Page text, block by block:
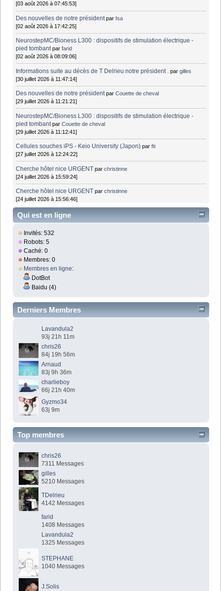
[03 août 2026 à 07:45:53]
Des nouvelles de notre président par Isa
[02 août 2026 à 17:42:25]
NeurostepMC/Bioness L300 : dispositifs de stimulation électrique -
pied tombant parfarid
[02 août 2026 à 08:09:06]
Informations suite au décès de T Delrieu notre président . pargilles
[30 juillet 2026 à 11:47:14]
Des nouvelles de notre président parCouette de cheval
[29 juillet 2026 à 11:21:21]
NeurostepMC/Bioness L300 : dispositifs de stimulation électrique -
pied tombant parCouette de cheval
[29 juillet 2026 à 11:12:41]
Cellules souches iPS - Keio University (Japon) parfti
[27 juillet 2026 à 12:24:22]
Cherche hôtel nice URGENT parchristinne
[24 juillet 2026 à 15:59:24]
Cherche hôtel nice URGENT parchristinne
[24 juillet 2026 à 15:56:46]
Qui est en ligne
Invités: 532
Robots: 5
Caché: 0
Membres: 0
Membres en ligne:
DotBot
Baidu (4)
Derniers Membres
Lavandula2
93j 21h 11m
chris26
84j 19h 56m
Arnaud
83j 9h 36m
charlieboy
66j 21h 40m
Gyzmo34
63j 9m
Top membres
chris26
7311 Messages
gilles
5210 Messages
TDelrieu
4142 Messages
farid
1408 Messages
Lavandula2
1325 Messages
STEPHANE
1040 Messages
J.Solis